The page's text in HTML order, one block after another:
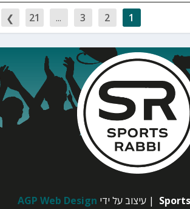
1
2
3
...
21
| עיצוב על ידי AGP Web Design